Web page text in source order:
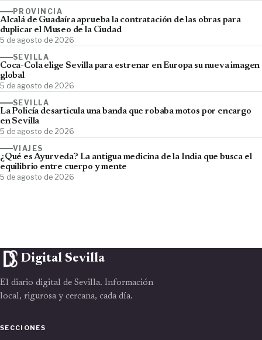
PROVINCIA
Alcalá de Guadaíra aprueba la contratación de las obras para
duplicar el Museo de la Ciudad
5 de agosto de 2026
SEVILLA
Coca-Cola elige Sevilla para estrenar en Europa su nueva imagen
global
5 de agosto de 2026
SEVILLA
La Policía desarticula una banda que robaba motos por encargo
en Sevilla
5 de agosto de 2026
VIAJES
¿Qué es Ayurveda? La antigua medicina de la India que busca el
equilibrio entre cuerpo y mente
5 de agosto de 2026
Digital Sevilla
El diario digital de Sevilla. Información
local, rigurosa y cercana, cada día.
SECCIONES